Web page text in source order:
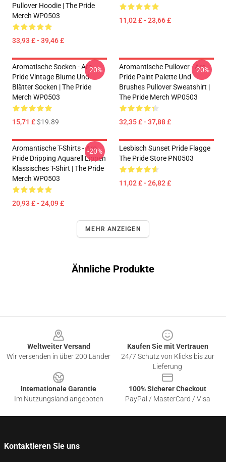
Pullover Hoodie | The Pride
Merch WP0503
33,93 £ - 39,46 £
11,02 £ - 23,66 £
Aromatische Socken - Aro
Pride Vintage Blume Und
Blätter Socken | The Pride
Merch WP0503
15,71 £$19.89
-20%
Aromantische Pullover - Aro
Pride Paint Palette Und
Brushes Pullover Sweatshirt |
The Pride Merch WP0503
32,35 £ - 37,88 £
-20%
Aromantische T-Shirts - Aro
Pride Dripping Aquarell Lippen
Klassisches T-Shirt | The Pride
Merch WP0503
20,93 £ - 24,09 £
-20%
Lesbisch Sunset Pride Flagge
The Pride Store PN0503
11,02 £ - 26,82 £
MEHR ANZEIGEN
Ähnliche Produkte
Weltweiter Versand
Wir versenden in über 200 Länder
Kaufen Sie mit Vertrauen
24/7 Schutz von Klicks bis zur
Lieferung
Internationale Garantie
Im Nutzungsland angeboten
100% Sicherer Checkout
PayPal / MasterCard / Visa
Kontaktieren Sie uns